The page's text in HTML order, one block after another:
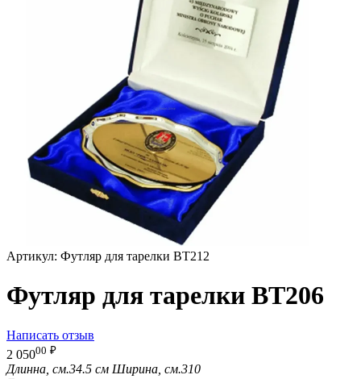
Артикул: Футляр для тарелки BT212
Футляр для тарелки BT206
Написать отзыв
2 05000 ₽
Длинна, см.34.5 см Ширина, см.310